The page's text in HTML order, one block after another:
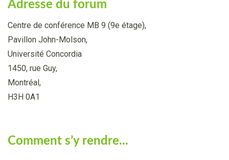
Adresse du forum
Centre de conférence MB 9 (9e étage),
Pavillon John-Molson,
Université Concordia
1450, rue Guy,
Montréal,
H3H 0A1
Comment s’y rendre...